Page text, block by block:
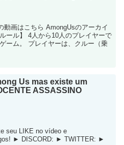
動画はこちら AmongUsのアーカイ
ール】 4人から10人のプレイヤーで
ーム。 プレイヤーは、クルー（乗
Us mas existe um
ASSASSINO
seu LIKE no vídeo e
► DISCORD: ► TWITTER: ►